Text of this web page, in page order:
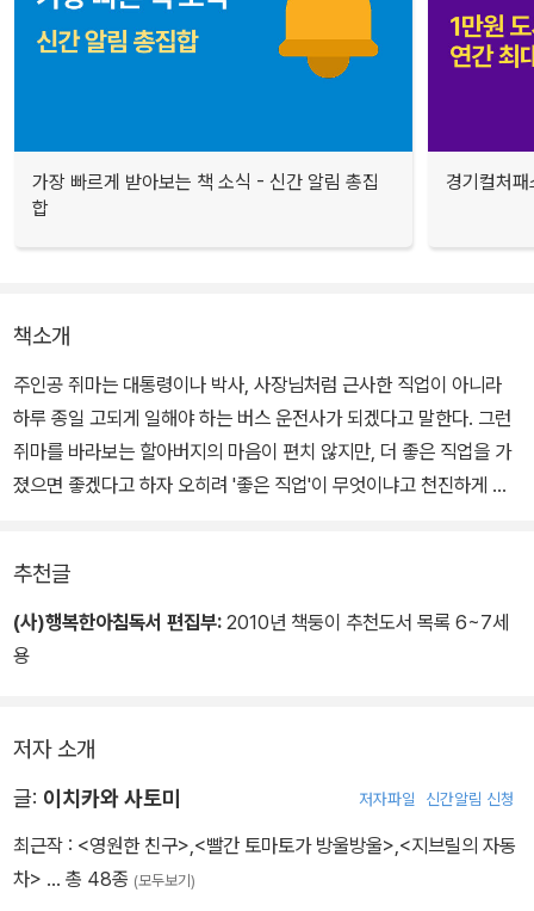
가장 빠르게 받아보는 책 소식 - 신간 알림 총집
합
경기컬처
책소개
주인공 쥐마는 대통령이나 박사, 사장님처럼 근사한 직업이 아니라
하루 종일 고되게 일해야 하는 버스 운전사가 되겠다고 말한다. 그런
쥐마를 바라보는 할아버지의 마음이 편치 않지만, 더 좋은 직업을 가
졌으면 좋겠다고 하자 오히려 '좋은 직업'이 무엇이냐고 천진하게 되
<달라달라>는 할아버지의 대답 대신, 쥐마가 행복한 표정으로 자신
의 미래를 그리는 것으로 끝을 맺는다. 쥐마가 정말로 원하는 것은 아
빠와 할아버지를 태우고 온 세계를 돌아다니는 것으로, 결국 쥐마에
처음에는 엉뚱하게만 느껴지던 쥐마의 꿈도 이같이 순수한 바람에서
비롯된 것임을 알고 나면 고개를 끄덕이게 된다. 아이와 함께 이 책을
이는 자연스럽게 자신의 꿈과 사회적인 기대를 절충하는 법을 배울
수 있다.
추천글
(사)행복한아침독서 편집부: 2010년 책둥이 추천도서 목록 6~7세
용
저자 소개
글: 이치카와 사토미 저자파일 신간알림 신청
최근작 : <영원한 친구>,<빨간 토마토가 방울방울>,<지브릴의 자동
차> … 총 48종 (모두보기)